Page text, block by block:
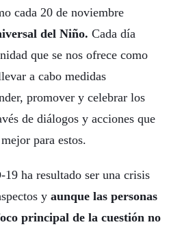
cada 20 de noviembre
del Niño. Cada día
que se nos ofrece como
a cabo medidas
promover y celebrar los
de diálogos y acciones que
para estos.
ha resultado ser una crisis
y aunque las personas
principal de la cuestión no